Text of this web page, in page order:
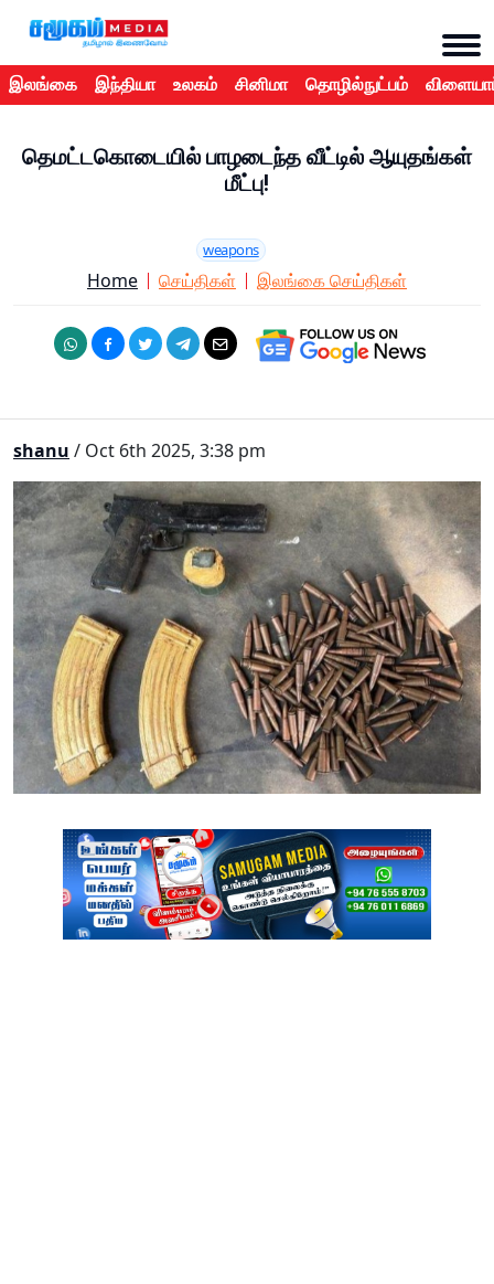
இலங்கை இந்தியா உலகம் சினிமா தொழில்நுட்பம்
தெமட்டகொடையில் பாழடைந்த வீட்டில் ஆயுதங்கள்
மீட்பு!
weapons
Home செய்திகள் இலங்கை செய்திகள்
shanu / Oct 6th 2025, 3:38 pm